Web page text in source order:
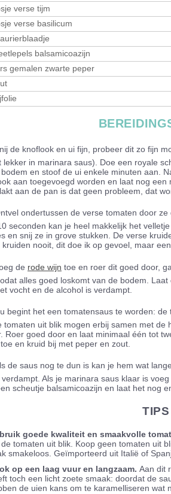
verse tijm
verse basilicum
balsamicoazijn
gemalen zwarte peper
de knoflook en ui fijn, probeer dit zo fijn
lekker in marinara saus). Doe een royale
en stoof de ui enkele minuten aan.
aan toegevoegd worden en laat nog
aan de pan is dat geen probleem, dat
ondertussen de verse tomaten door
seconden kan je heel makkelijk het
en snij ze in grove stukken. De verse
kruiden nooit, dit doe ik op gevoel, maar
de rode wijn toe en roer dit goed door,
alles goed loskomt van de bodem.
vocht en de alcohol is verdampt.
begint het een tomatensaus te worden:
tomaten uit blik mogen erbij samen met de
Roer goed door en laat minimaal één tot
en kruid bij met peper en zout.
de saus nog te dun is kan je hem wat
Als je marinara saus klaar is
scheutje balsamicoazijn en laat het nog
TIPS
goede kwaliteit en smaakvolle
tomaten uit blik. Koop geen tomaten uit
smakeloos. Geïmporteerd uit Italië of
op een laag vuur en langzaam. Aan dit
toch een licht zoete smaak: doordat de
de uien kans om te karamelliseren wat